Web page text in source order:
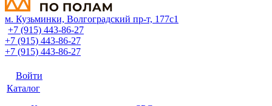
м. Кузьминки, Волгоградский пр‑т, 177с1
+7 (915) 443-86-27
+7 (915) 443-86-27
+7 (915) 443-86-27
Войти
Каталог